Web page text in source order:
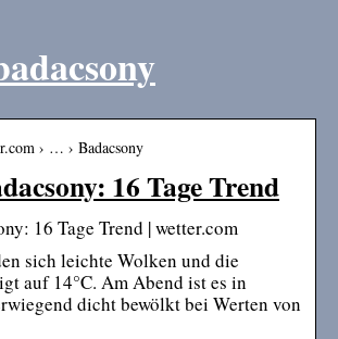
› … › Badacsony
16 Tage Trend
16 Tage Trend | wetter.com
sich leichte Wolken und die
auf 14°C. Am Abend ist es in
dicht bewölkt bei Werten von